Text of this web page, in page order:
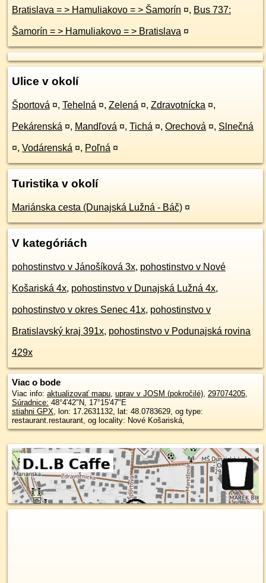
Bratislava = > Hamuliakovo = > Šamorín ¤, Bus 737:
Šamorín = > Hamuliakovo = > Bratislava ¤
Ulice v okolí
Športová ¤, Tehelná ¤, Zelená ¤, Zdravotnícka ¤,
Pekárenská ¤, Mandľová ¤, Tichá ¤, Orechová ¤, Slnečná
¤, Vodárenská ¤, Poľná ¤
Turistika v okolí
Mariánska cesta (Dunajská Lužná - Báč) ¤
V kategóriách
pohostinstvo v Jánošíková 3x, pohostinstvo v Nové
Košariská 4x, pohostinstvo v Dunajská Lužná 4x,
pohostinstvo v okres Senec 41x, pohostinstvo v
Bratislavský kraj 391x, pohostinstvo v Podunajská rovina
429x
Viac o bode
Viac info: aktualizovať mapu, uprav v JOSM (pokročilé), 297074205,
Súradnice: 48°4'42"N, 17°15'47"E
stiahni GPX, lon: 17.2631132, lat: 48.0783629, og type:
restaurant.restaurant, og locality: Nové Košariská,